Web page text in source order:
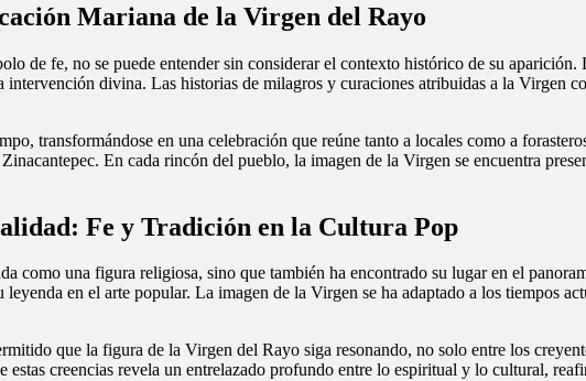
Mariana de la Virgen del Rayo
de fe, no se puede entender sin considerar el contexto histórico de su
intervención divina. Las historias de milagros y curaciones atribuidas a la Virgen
transformándose en una celebración que reúne tanto a locales como a
En cada rincón del pueblo, la imagen de la Virgen se encuentra
Fe y Tradición en la Cultura Pop
como una figura religiosa, sino que también ha encontrado su lugar en el
en el arte popular. La imagen de la Virgen se ha adaptado a los tiempos
que la figura de la Virgen del Rayo siga resonando, no solo entre los
estas creencias revela un entrelazado profundo entre lo espiritual y lo cultural,